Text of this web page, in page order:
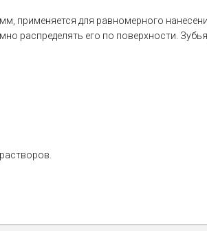
применяется для равномерного
распределять его по поверхности.